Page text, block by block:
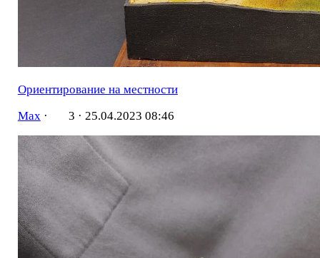
Ориентирование на местности
Мах · 3 · 25.04.2023 08:46